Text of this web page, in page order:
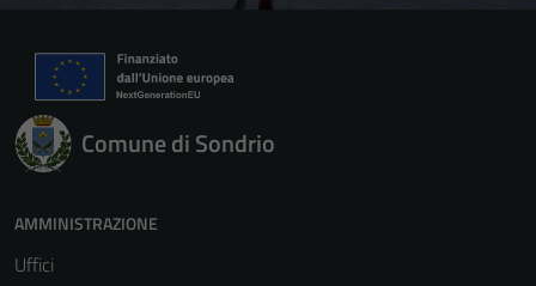
Comune di Sondrio
AMMINISTRAZIONE
Uffici